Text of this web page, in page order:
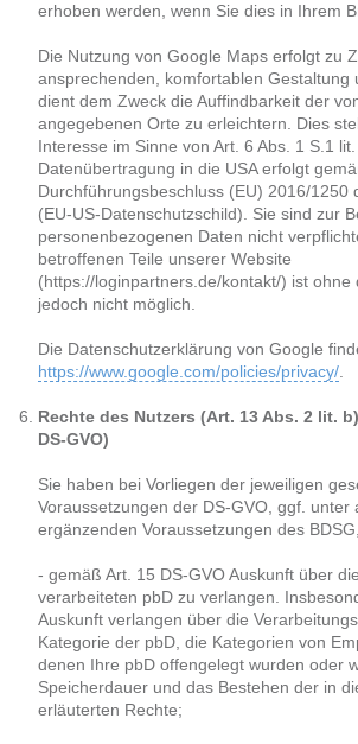
erhoben werden, wenn Sie dies in Ihrem
Die Nutzung von Google Maps erfolgt zu
ansprechenden, komfortablen Gestaltung
dient dem Zweck die Auffindbarkeit der
angegebenen Orte zu erleichtern. Dies
Interesse im Sinne von Art. 6 Abs. 1 S.1
Datenübertragung in die USA erfolgt
Durchführungsbeschluss (EU) 2016/1250
(EU-US-Datenschutzschild). Sie sind zur
personenbezogenen Daten nicht
betroffenen Teile unserer Website
(https://loginpartners.de/kontakt/) ist ohne
jedoch nicht möglich.
Die Datenschutzerklärung von Google
https://www.google.com/policies/privacy/
Rechte des Nutzers (Art. 13 Abs. 2 lit.
DS-GVO)
Sie haben bei Vorliegen der jeweiligen
Voraussetzungen der DS-GVO, ggf. unter
ergänzenden Voraussetzungen des
- gemäß Art. 15 DS-GVO Auskunft über
verarbeiteten pbD zu verlangen.
Auskunft verlangen über die
Kategorie der pbD, die Kategorien von
denen Ihre pbD offengelegt wurden oder
Speicherdauer und das Bestehen der in
erläuterten Rechte;